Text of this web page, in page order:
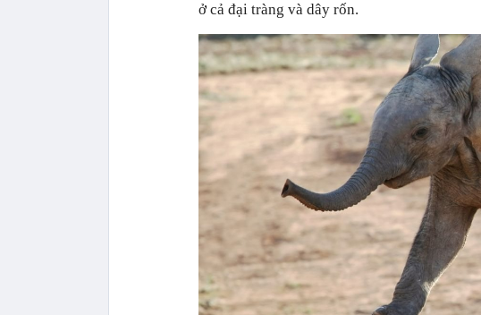
ở cả đại tràng và dây rốn.